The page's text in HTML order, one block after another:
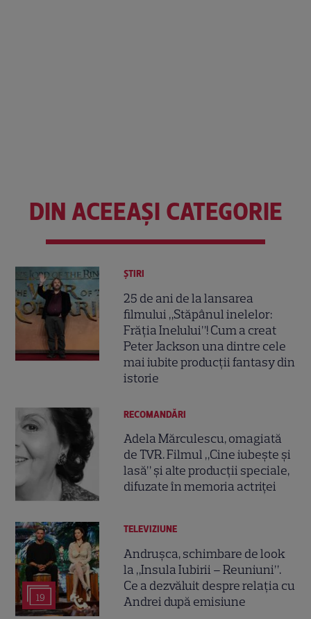
DIN ACEEAȘI CATEGORIE
ȘTIRI
25 de ani de la lansarea
filmului „Stăpânul inelelor:
Frăția Inelului”! Cum a creat
Peter Jackson una dintre cele
mai iubite producții fantasy din
istorie
RECOMANDĂRI
Adela Mărculescu, omagiată
de TVR. Filmul „Cine iubește și
lasă” și alte producții speciale,
difuzate în memoria actriței
19
TELEVIZIUNE
Andrușca, schimbare de look
la „Insula Iubirii – Reuniuni”.
Ce a dezvăluit despre relația cu
Andrei după emisiune